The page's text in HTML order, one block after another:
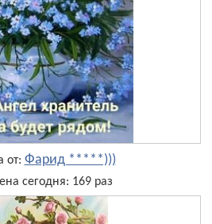
от: Фарид *****)))
сегодня: 169 раз